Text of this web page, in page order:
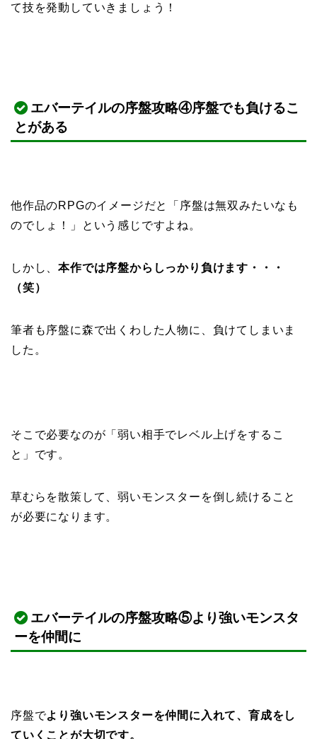
て技を発動していきましょう！
エバーテイルの序盤攻略④序盤でも負けるこ
とがある
他作品のRPGのイメージだと「序盤は無双みたいなも
のでしょ！」という感じですよね。
しかし、本作では序盤からしっかり負けます・・・
（笑）
筆者も序盤に森で出くわした人物に、負けてしまいま
した。
そこで必要なのが「弱い相手でレベル上げをするこ
と」です。
草むらを散策して、弱いモンスターを倒し続けること
が必要になります。
エバーテイルの序盤攻略⑤より強いモンスタ
ーを仲間に
序盤でより強いモンスターを仲間に入れて、育成をし
ていくことが大切です。